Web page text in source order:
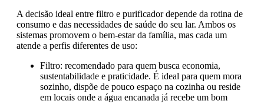
A decisão ideal entre filtro e purificador depende da rotina de
consumo e das necessidades de saúde do seu lar. Ambos os
sistemas promovem o bem-estar da família, mas cada um
atende a perfis diferentes de uso:
Filtro: recomendado para quem busca economia,
sustentabilidade e praticidade. É ideal para quem mora
sozinho, dispõe de pouco espaço na cozinha ou reside
em locais onde a água encanada já recebe um bom